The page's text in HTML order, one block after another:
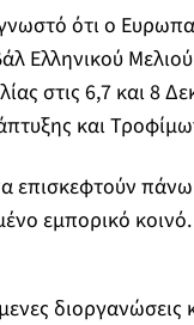
ότι ο
Ελληνικού
στις 6,7 και 8
και
επισκεφτούν
εμπορικό κοινό.